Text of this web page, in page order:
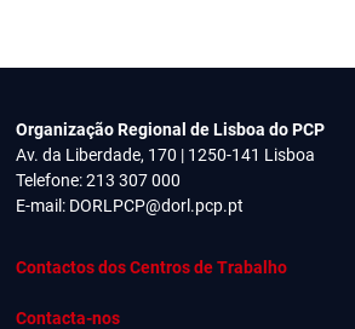
Organização Regional de Lisboa do PCP
Av. da Liberdade, 170 | 1250-141 Lisboa
Telefone: 213 307 000
E-mail: DORLPCP@dorl.pcp.pt
Contactos dos Centros de Trabalho
Contacta-nos